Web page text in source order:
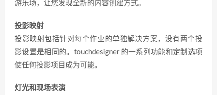
游乐场，让您发现全新的内容创建方式。
投影映射
投影映射包括针对每个作业的单独解决方案，没有两个投
影设置是相同的。touchdesigner 的一系列功能和定制选项
使任何投影项目成为可能。
灯光和现场表演